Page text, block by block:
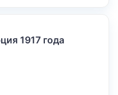
1917 года